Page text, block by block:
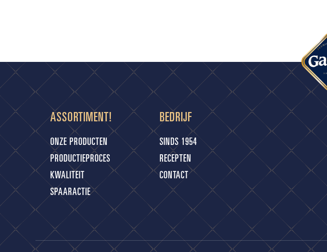
ASSORTIMENT!
ONZE PRODUCTEN
PRODUCTIEPROCES
KWALITEIT
SPAARACTIE
BEDRIJF
SINDS 1954
RECEPTEN
CONTACT